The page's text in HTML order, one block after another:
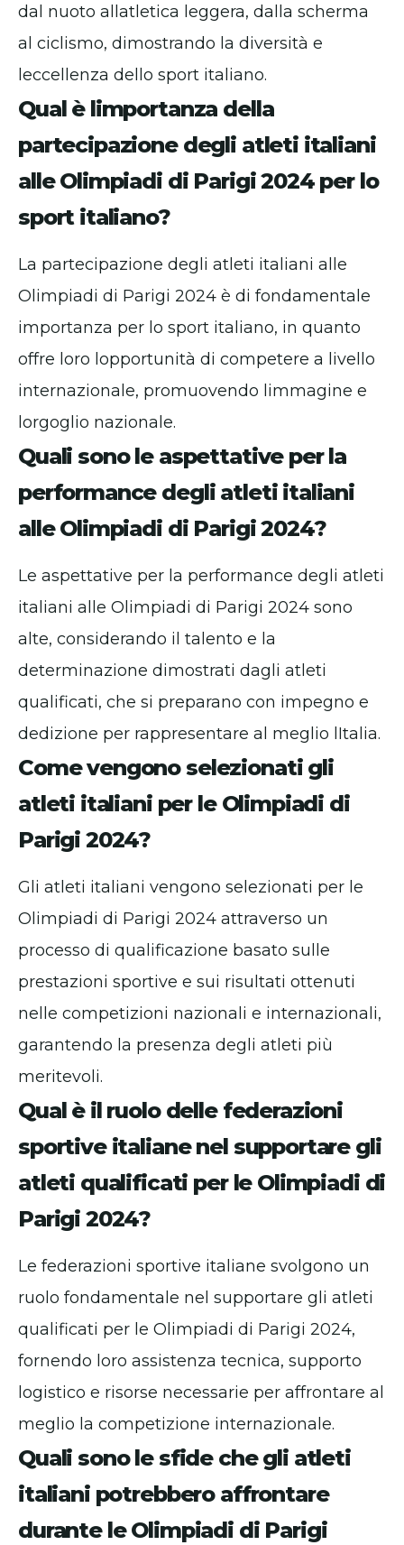
dal nuoto allatletica leggera, dalla scherma
al ciclismo, dimostrando la diversità e
leccellenza dello sport italiano.
Qual è limportanza della
partecipazione degli atleti italiani
alle Olimpiadi di Parigi 2024 per lo
sport italiano?
La partecipazione degli atleti italiani alle
Olimpiadi di Parigi 2024 è di fondamentale
importanza per lo sport italiano, in quanto
offre loro lopportunità di competere a livello
internazionale, promuovendo limmagine e
lorgoglio nazionale.
Quali sono le aspettative per la
performance degli atleti italiani
alle Olimpiadi di Parigi 2024?
Le aspettative per la performance degli atleti
italiani alle Olimpiadi di Parigi 2024 sono
alte, considerando il talento e la
determinazione dimostrati dagli atleti
qualificati, che si preparano con impegno e
dedizione per rappresentare al meglio lItalia.
Come vengono selezionati gli
atleti italiani per le Olimpiadi di
Parigi 2024?
Gli atleti italiani vengono selezionati per le
Olimpiadi di Parigi 2024 attraverso un
processo di qualificazione basato sulle
prestazioni sportive e sui risultati ottenuti
nelle competizioni nazionali e internazionali,
garantendo la presenza degli atleti più
meritevoli.
Qual è il ruolo delle federazioni
sportive italiane nel supportare gli
atleti qualificati per le Olimpiadi di
Parigi 2024?
Le federazioni sportive italiane svolgono un
ruolo fondamentale nel supportare gli atleti
qualificati per le Olimpiadi di Parigi 2024,
fornendo loro assistenza tecnica, supporto
logistico e risorse necessarie per affrontare al
meglio la competizione internazionale.
Quali sono le sfide che gli atleti
italiani potrebbero affrontare
durante le Olimpiadi di Parigi